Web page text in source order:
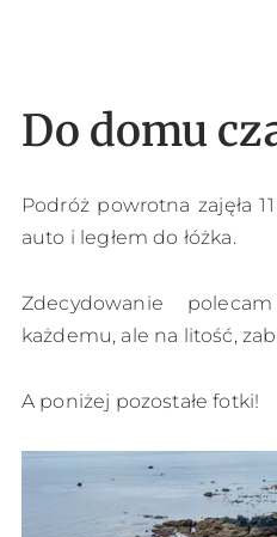
Do domu
Podróż powrotna zajęła
auto i ległem do łóżka.
Zdecydowanie
każdemu, ale na litość,
A poniżej pozostałe fotki!